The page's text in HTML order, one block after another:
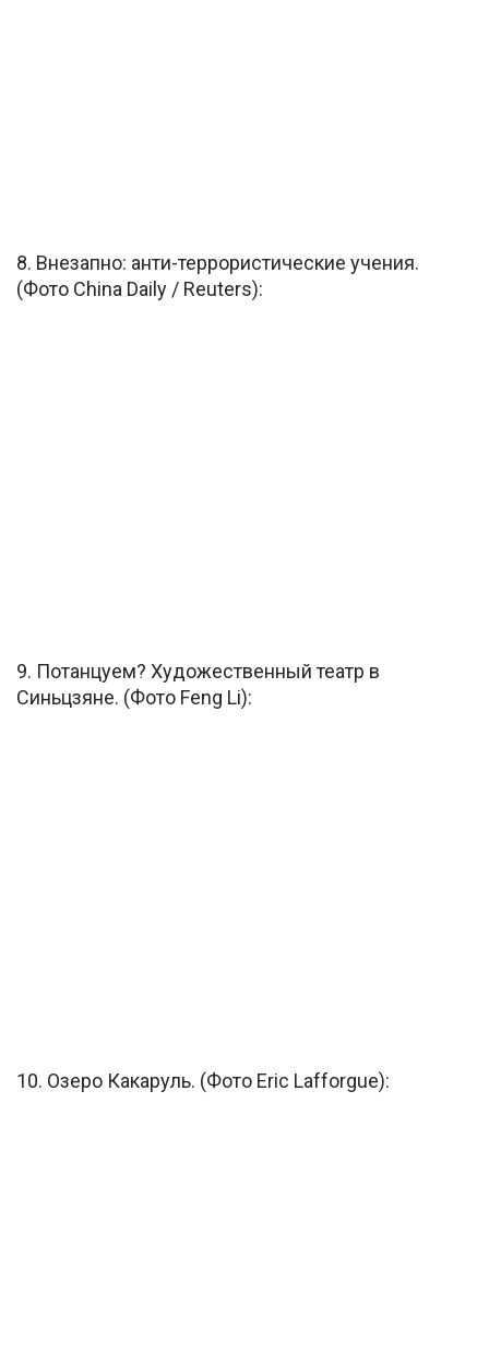
8. Внезапно: анти-террористические учения.
(Фото China Daily / Reuters):
9. Потанцуем? Художественный театр в
Синьцзяне. (Фото Feng Li):
10. Озеро Какаруль. (Фото Eric Lafforgue):